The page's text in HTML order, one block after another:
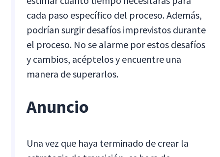
cada paso específico del proceso. Además,
podrían surgir desafíos imprevistos durante
el proceso. No se alarme por estos desafíos
y cambios, acéptelos y encuentre una
manera de superarlos.
Anuncio
Una vez que haya terminado de crear la